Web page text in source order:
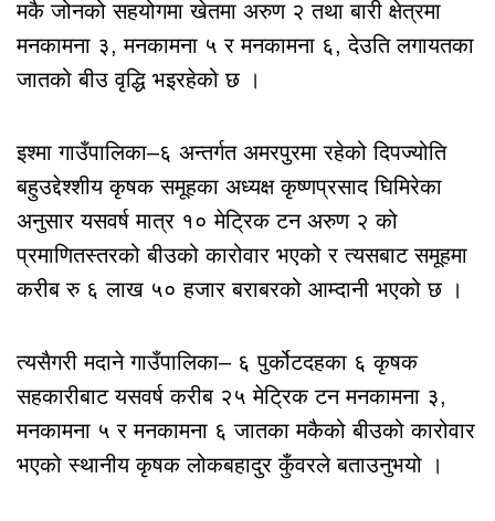
मकै जोनको सहयोगमा खेतमा अरुण २ तथा बारी क्षेत्रमा
मनकामना ३, मनकामना ५ र मनकामना ६, देउति लगायतका
जातको बीउ वृद्धि भइरहेको छ ।
इश्मा गाउँपालिका–६ अन्तर्गत अमरपुरमा रहेको दिपज्योति
बहुउद्देश्शीय कृषक समूहका अध्यक्ष कृष्णप्रसाद घिमिरेका
अनुसार यसवर्ष मात्र १० मेट्रिक टन अरुण २ को
प्रमाणितस्तरको बीउको कारोवार भएको र त्यसबाट समूहमा
करीब रु ६ लाख ५० हजार बराबरको आम्दानी भएको छ ।
त्यसैगरी मदाने गाउँपालिका– ६ पुर्कोटदहका ६ कृषक
सहकारीबाट यसवर्ष करीब २५ मेट्रिक टन मनकामना ३,
मनकामना ५ र मनकामना ६ जातका मकैको बीउको कारोवार
भएको स्थानीय कृषक लोकबहादुर कुँवरले बताउनुभयो ।